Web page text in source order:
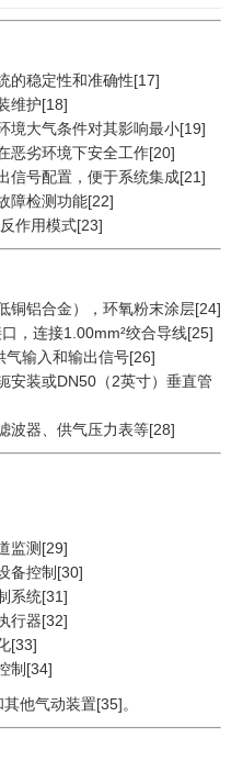
的稳定性和准确性[17]
维护[18]
境大气条件对其影响最小[19]
恶劣环境下安全工作[20]
信号配置，便于系统集成[21]
障检测功能[22]
作用模式[23]
铜铝合金），环氧粉末涂层[24]
，连接1.00mm²绞合导线[25]
气输入和输出信号[26]
安装或DN50（2英寸）垂直管
波器、供气压力表等[28]
监测 [29]
备控制 [30]
系统[31]
行器[32]
[33]
制 [34]
他气动装置[35]。